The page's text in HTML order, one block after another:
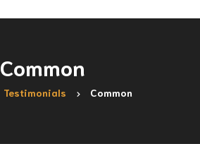
Common
Testimonials Common